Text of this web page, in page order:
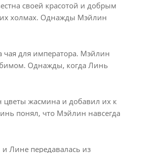
своей красотой и добрым
холмах. Однажды Мэйлин
чая для императора. Мэйлин
Однажды, когда Линь
жасмина и добавил их к
понял, что Мэйлин навсегда
Лине передавалась из